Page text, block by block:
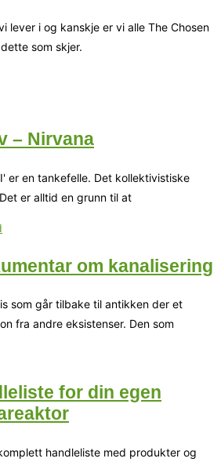
lever i og kanskje er vi alle The Chosen
som skjer.
– Nirvana
er en tankefelle. Det kollektivistiske
er alltid en grunn til at
om kanalisering
som går tilbake til antikken der et
fra andre eksistenser. Den som
for din egen
handleliste med produkter og